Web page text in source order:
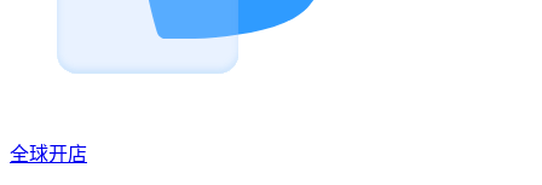
全球开店